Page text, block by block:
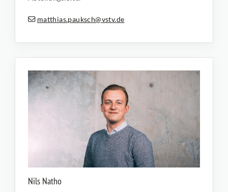
matthias.pauksch@vstv.de
Nils Natho